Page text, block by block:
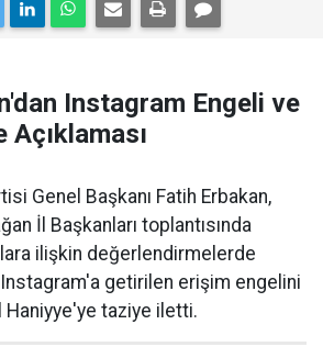
Instagram Engeli ve
Genel Başkanı Fatih Erbakan,
İl Başkanları toplantısında
ilişkin değerlendirmelerde
getirilen erişim engelini
taziye iletti.